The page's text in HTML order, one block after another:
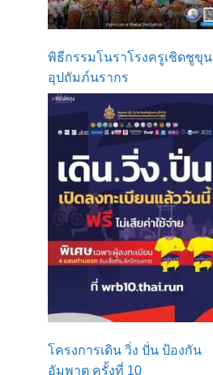
พิธีกรรมโนราโรงครูเชิดชูขุน
อุปถัมภ์นรากร
โครงการเดิน วิ่ง ปั่น ป้องกัน
อัมพาต ครั้งที่ 10